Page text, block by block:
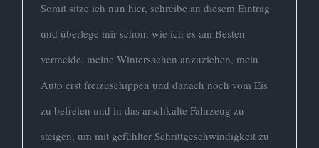
Somit sitze ich nun hier, schreibe an diesem Eintrag
und überlege mir schon, wie ich es am Besten
vermeide, meine Wintersachen anzuziehen, mein
Auto erst freizuschippen und danach noch vom Eis
zu befreien und in das arschkalte Fahrzeug zu
steigen, um mit gefühlter Schrittgeschwindigkeit zu